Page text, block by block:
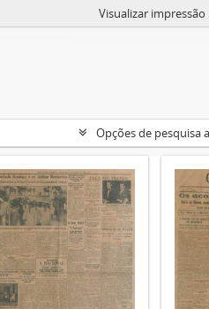
Visualizar impressão
Opções de pesquisa